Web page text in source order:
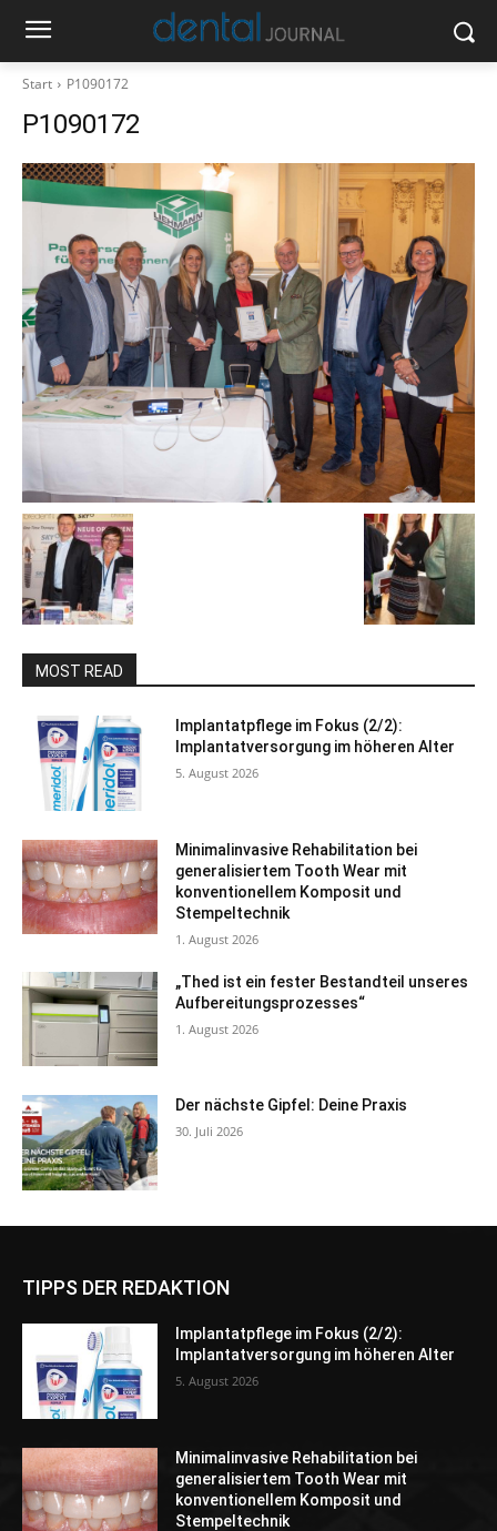
Start P1090172
P1090172
MOST READ
Implantatpflege im Fokus (2/2):
Implantatversorgung im höheren Alter
5. August 2026
Minimalinvasive Rehabilitation bei
generalisiertem Tooth Wear mit
konventionellem Komposit und
Stempeltechnik
1. August 2026
„Thed ist ein fester Bestandteil unseres
Aufbereitungsprozesses“
1. August 2026
Der nächste Gipfel: Deine Praxis
30. Juli 2026
TIPPS DER REDAKTION
Implantatpflege im Fokus (2/2):
Implantatversorgung im höheren Alter
5. August 2026
Minimalinvasive Rehabilitation bei
generalisiertem Tooth Wear mit
konventionellem Komposit und
Stempeltechnik